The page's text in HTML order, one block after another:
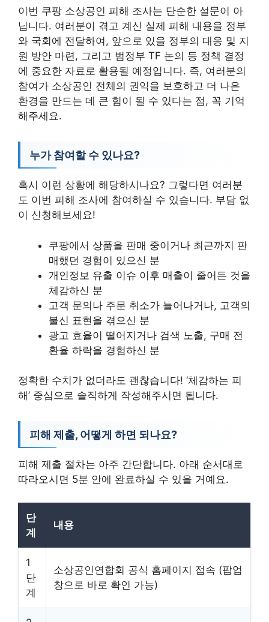
이번 쿠팡 소상공인 피해 조사는 단순한 설문이 아
닙니다. 여러분이 겪고 계신 실제 피해 내용을 정부
와 국회에 전달하여, 앞으로 있을 정부의 대응 및 지
원 방안 마련, 그리고 범정부 TF 논의 등 정책 결정
에 중요한 자료로 활용될 예정입니다. 즉, 여러분의
참여가 소상공인 전체의 권익을 보호하고 더 나은
환경을 만드는 데 큰 힘이 될 수 있다는 점, 꼭 기억
해주세요.
누가 참여할 수 있나요?
혹시 이런 상황에 해당하시나요? 그렇다면 여러분
도 이번 피해 조사에 참여하실 수 있습니다. 부담 없
이 신청해보세요!
쿠팡에서 상품을 판매 중이거나 최근까지 판
매했던 경험이 있으신 분
개인정보 유출 이슈 이후 매출이 줄어든 것을
체감하신 분
고객 문의나 주문 취소가 늘어나거나, 고객의
불신 표현을 겪으신 분
광고 효율이 떨어지거나 검색 노출, 구매 전
환율 하락을 경험하신 분
정확한 수치가 없더라도 괜찮습니다! ‘체감하는 피
해’ 중심으로 솔직하게 작성해주시면 됩니다.
피해 제출, 어떻게 하면 되나요?
피해 제출 절차는 아주 간단합니다. 아래 순서대로
따라오시면 5분 안에 완료하실 수 있을 거예요.
단
계
내용
1
단
계
소상공인연합회 공식 홈페이지 접속 (팝업
창으로 바로 확인 가능)